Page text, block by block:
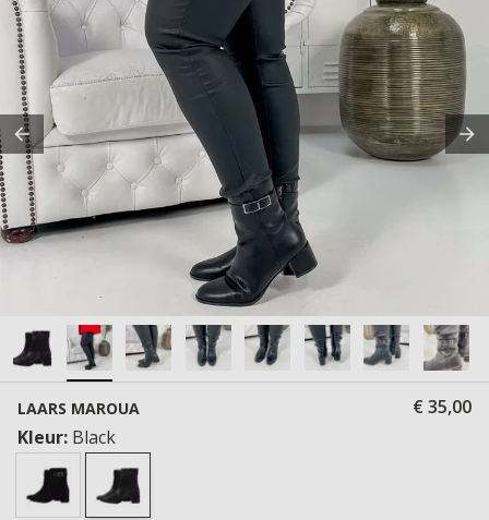
LAARS MAROUA
€ 35,00
Kleur: Black